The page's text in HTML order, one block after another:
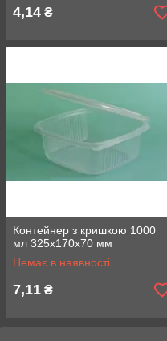
4,14 ₴
Контейнер з кришкою 1000
мл 325х170х70 мм
Немає в наявності
7,11 ₴